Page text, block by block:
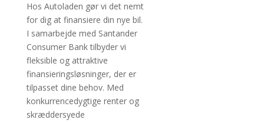
Hos Autoladen gør vi det nemt
for dig at finansiere din nye bil.
I samarbejde med Santander
Consumer Bank tilbyder vi
fleksible og attraktive
finansieringsløsninger, der er
tilpasset dine behov. Med
konkurrencedygtige renter og
skræddersyede